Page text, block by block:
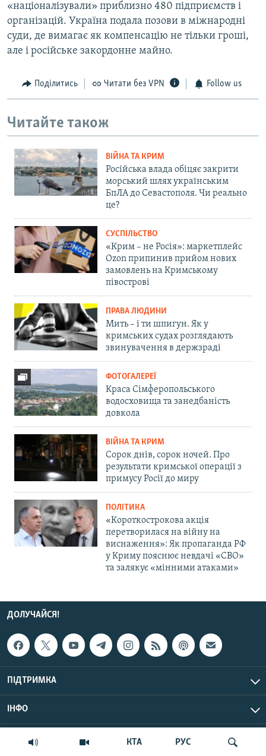
КТА РУС
i
d
e
«націоналізували» приблизно 480 підприємств і
організацій. Україна подала позови в міжнародні
суди, де вимагає як компенсацію не тільки гроші,
але і російське закордонне майно.
Поділитись Читати без VPN Follow us
Читайте також
ВІЙНА ТА КРИМ
Російська влада обіцяє закрити
морський шлях українським
БпЛА до Севастополя. Чи реально
це?
СУСПІЛЬСТВО
«Крим – не Росія»: маркетплейс
Ozon припинив прийом нових
замовлень на Кримському
півострові
ПРАВА ЛЮДИНИ
Мить – і ти шпигун. Як у
кримських судах розглядають
звинувачення в держзраді
ФОТОГАЛЕРЕЇ
Краса Сімферопольського
водосховища та занедбаність
довкола
ВІЙНА ТА КРИМ
Сорок днів, сорок ночей. Про
результати кримської операції з
примусу Росії до миру
ПОЛІТИКА
«Короткострокова акція
перетворилася на війну на
виснаження»: Як пропаганда РФ
у Криму пояснює невдачі «СВО»
та залякує «мінними атаками»
ДОЛУЧАЙСЯ!
ПІДТРИМКА
ІНФО
© Крим.Реалії, 2026 | Усі права застережено.